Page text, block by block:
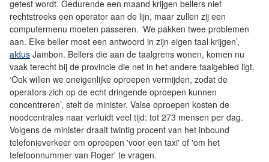
getest wordt. Gedurende een maand krijgen bellers niet
rechtstreeks een operator aan de lijn, maar zullen zij een
computermenu moeten passeren. ‘We pakken twee problemen
aan. Elke beller moet een antwoord in zijn eigen taal krijgen’,
aldus Jambon. Bellers die aan de taalgrens wonen, komen nu
vaak terecht bij de provincie die net in het andere taalgebied ligt.
‘Ook willen we oneigenlijke oproepen vermijden, zodat de
operators zich op de echt dringende oproepen kunnen
concentreren’, stelt de minister. Valse oproepen kosten de
noodcentrales naar verluidt veel tijd: tot 273 mensen per dag.
Volgens de minister draait twintig procent van het inbound
telefonieverkeer om oproepen 'voor een taxi' of 'om het
telefoonnummer van Roger' te vragen.